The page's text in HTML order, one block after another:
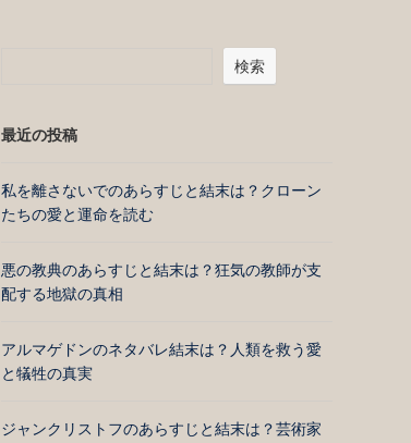
検索
最近の投稿
私を離さないでのあらすじと結末は？クローン
たちの愛と運命を読む
悪の教典のあらすじと結末は？狂気の教師が支
配する地獄の真相
アルマゲドンのネタバレ結末は？人類を救う愛
と犠牲の真実
ジャンクリストフのあらすじと結末は？芸術家